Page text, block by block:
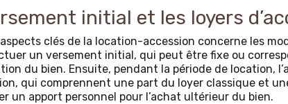
initial et les loyers
aspects clés de la location-accession concerne les
un versement initial, qui peut être fixe ou
du bien. Ensuite, pendant la période de location,
qui comprennent une part du loyer classique et
un apport personnel pour l’achat ultérieur du bien.